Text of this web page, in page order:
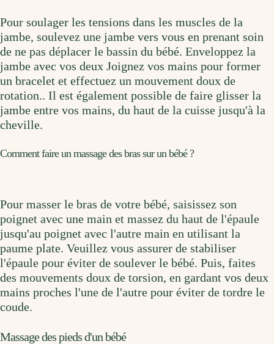
Pour soulager les tensions dans les muscles de la
jambe, soulevez une jambe vers vous en prenant soin
de ne pas déplacer le bassin du bébé. Enveloppez la
jambe avec vos deux Joignez vos mains pour former
un bracelet et effectuez un mouvement doux de
rotation.. Il est également possible de faire glisser la
jambe entre vos mains, du haut de la cuisse jusqu'à la
cheville.
Comment faire un massage des bras sur un bébé ?
Pour masser le bras de votre bébé, saisissez son
poignet avec une main et massez du haut de l'épaule
jusqu'au poignet avec l'autre main en utilisant la
paume plate. Veuillez vous assurer de stabiliser
l'épaule pour éviter de soulever le bébé. Puis, faites
des mouvements doux de torsion, en gardant vos deux
mains proches l'une de l'autre pour éviter de tordre le
coude.
Massage des pieds d'un bébé